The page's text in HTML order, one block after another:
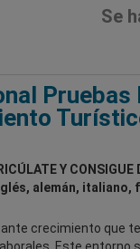
Se
Pruebas
Y CONSIGUE
alemán,
crecimiento que